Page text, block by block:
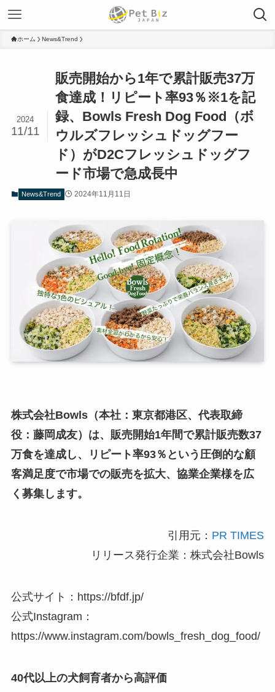
ホーム News&Trend
販売開始から1年で累計販売37万
食達成！リピート率93％※1を記
録、Bowls Fresh Dog Food（ボ
ウルズフレッシュドッグフー
ド）がD2Cフレッシュドッグフ
ード市場で急成長中
2024
11/11
News&Trend 2024年11月11日
株式会社Bowls（本社：東京都港区、代表取締
役：藤岡成友）は、販売開始1年間で累計販売数37
万食を達成し、リピート率93％という圧倒的な顧
客満足度で市場での販売を拡大、協業企業様を広
く募集します。
引用元： PR TIMES
リリース発行企業：株式会社Bowls
公式サイト：https://bfdf.jp/
公式Instagram：
https://www.instagram.com/bowls_fresh_dog_food/
40代以上の犬飼育者から高評価